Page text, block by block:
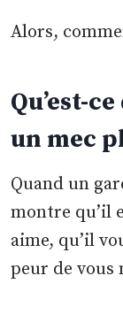
Alors,
Qu’est-
un mec
Quand un
montre qu’il
aime, qu’il
peur de vous